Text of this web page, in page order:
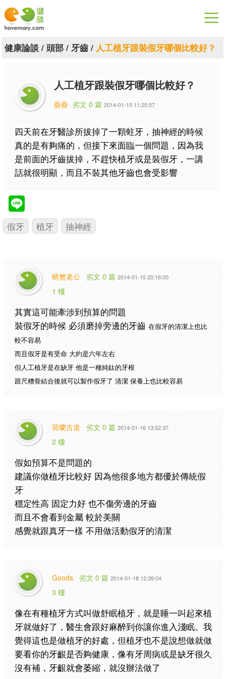
漫漫健康
關於健談
聯絡我們
下載專區
健康論談/ 頭部/ 牙齒/ 人工植牙跟裝假牙哪個比較好？
人工植牙跟裝假牙哪個比較好？
蠱蠱 劣文 0 篇 2014-01-15 11:20:57
四天前在牙醫診所拔掉了一顆蛀牙，抽神經的時候
真的是有夠痛的，但接下來面臨一個問題，因為我
是前面的牙齒拔掉，不趕快植牙或是裝假牙，一講
話就很明顯，而且不裝其他牙齒也會受影響
假牙 植牙 抽神經
螃蟹老公 劣文 0 篇 2014-01-15 20:16:00
1 樓
其實這可能牽涉到預算的問題
裝假牙的時候 必須磨掉旁邊的牙齒在假牙的清潔上也比
較不容易
而且假牙是有受命 大約是六年左右
但人工植牙是在缺牙 他是一種純鈦的牙根
跟尺糟骨結合後就可以製作假牙了 清潔 保養上也比較容易
荷蘭古道 劣文 0 篇 2014-01-16 13:52:37
2 樓
假如預算不是問題的
建議你做植牙比較好 因為他很多地方都優於傳統假
牙
穩定性高 固定力好 也不傷旁邊的牙齒
而且不會看到金屬 較於美關
感覺就跟真牙一樣 不用做活動假牙的清潔
Goods 劣文 0 篇 2014-01-18 12:39:04
3 樓
像在有種植牙方式叫做舒眠植牙，就是睡一叫起來植
牙就做好了，醫生會跟好麻醉到你讓你進入淺眠。我
覺得這也是做植牙的好處，但植牙也不是說想做就做
要看你的牙齦是否夠健康，像有牙周病或是缺牙很久
沒有補，牙齦就會萎縮，就沒辦法做了